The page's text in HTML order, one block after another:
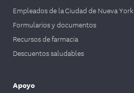
Empleados de la Ciudad de Nueva York
Formularios y documentos
Recursos de farmacia
Descuentos saludables
Apoyo